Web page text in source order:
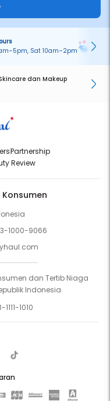
Sat 10am–2pm
dan Makeup
Partnership
Review
1000-9066
dan Tertib Niaga
Indonesia
1010